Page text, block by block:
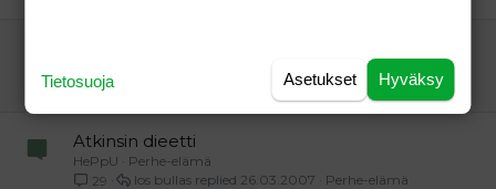
0
Perhe-elämä
15.11.2007
Atkinsin dieetti
HePpU
Perhe-elämä
29
Perhe-elämä
26.03.2007
los bullas
Hyväksy
Asetukset
Tietosuoja